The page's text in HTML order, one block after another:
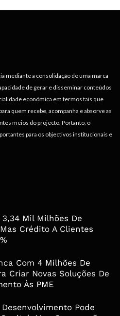
mediante a consolidação de uma marca
de gerar e disseminar conteúdos
económica em termos tais que
quem recebe, acompanha e absorve as
meios do projecto. Portanto, o
para os objectivos institucionais e
3,34 Mil Milhões De
Crédito A Clientes
Com 4 Milhões De
Criar Novas Soluções De
Às PME
Pode